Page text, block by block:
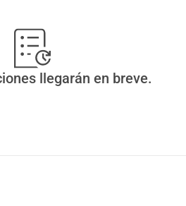
llegarán en breve.